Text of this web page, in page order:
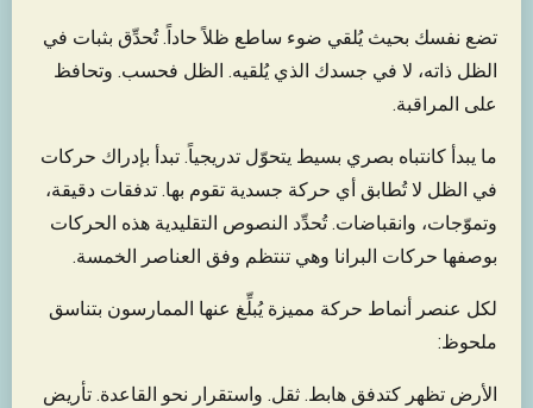
تضع نفسك بحيث يُلقي ضوء ساطع ظلاً حاداً. تُحدِّق بثبات في
الظل ذاته، لا في جسدك الذي يُلقيه. الظل فحسب. وتحافظ
على المراقبة.
ما يبدأ كانتباه بصري بسيط يتحوّل تدريجياً. تبدأ بإدراك حركات
في الظل لا تُطابق أي حركة جسدية تقوم بها. تدفقات دقيقة،
وتموّجات، وانقباضات. تُحدِّد النصوص التقليدية هذه الحركات
بوصفها حركات البرانا وهي تنتظم وفق العناصر الخمسة.
لكل عنصر أنماط حركة مميزة يُبلِّغ عنها الممارسون بتناسق
ملحوظ:
الأرض تظهر كتدفق هابط. ثقل. واستقرار نحو القاعدة. تأريض